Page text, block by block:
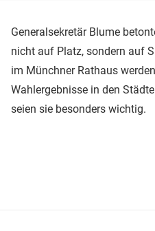
Generalsekretär Blume
nicht auf Platz, sondern auf
im Münchner Rathaus
Wahlergebnisse in den
seien sie besonders wichtig.